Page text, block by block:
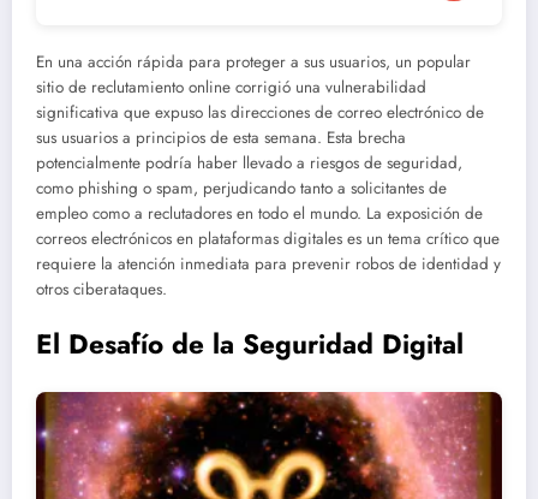
En una acción rápida para proteger a sus usuarios, un popular
sitio de reclutamiento online corrigió una vulnerabilidad
significativa que expuso las direcciones de correo electrónico de
sus usuarios a principios de esta semana. Esta brecha
potencialmente podría haber llevado a riesgos de seguridad,
como phishing o spam, perjudicando tanto a solicitantes de
empleo como a reclutadores en todo el mundo. La exposición de
correos electrónicos en plataformas digitales es un tema crítico que
requiere la atención inmediata para prevenir robos de identidad y
otros ciberataques.
El Desafío de la Seguridad Digital